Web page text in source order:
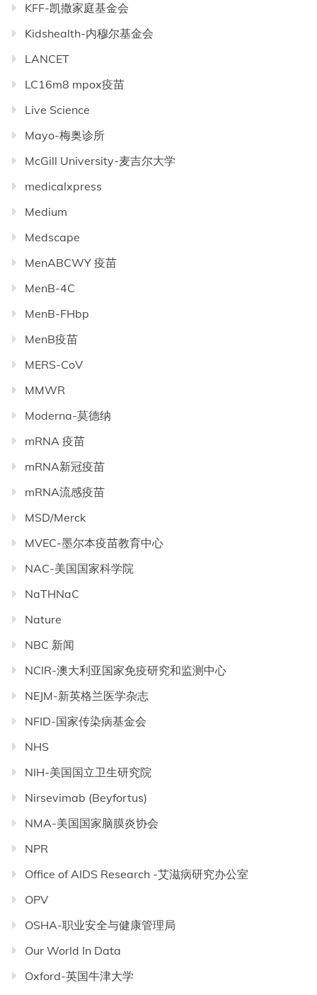
KFF-凯撒家庭基金会
Kidshealth-内穆尔基金会
LANCET
LC16m8 mpox疫苗
Live Science
Mayo-梅奥诊所
McGill University-麦吉尔大学
medicalxpress
Medium
Medscape
MenABCWY 疫苗
MenB-4C
MenB-FHbp
MenB疫苗
MERS-CoV
MMWR
Moderna-莫德纳
mRNA 疫苗
mRNA新冠疫苗
mRNA流感疫苗
MSD/Merck
MVEC-墨尔本疫苗教育中心
NAC-美国国家科学院
NaTHNaC
Nature
NBC 新闻
NCIR-澳大利亚国家免疫研究和监测中心
NEJM-新英格兰医学杂志
NFID-国家传染病基金会
NHS
NIH-美国国立卫生研究院
Nirsevimab (Beyfortus)
NMA-美国国家脑膜炎协会
NPR
Office of AIDS Research -艾滋病研究办公室
OPV
OSHA-职业安全与健康管理局
Our World In Data
Oxford-英国牛津大学